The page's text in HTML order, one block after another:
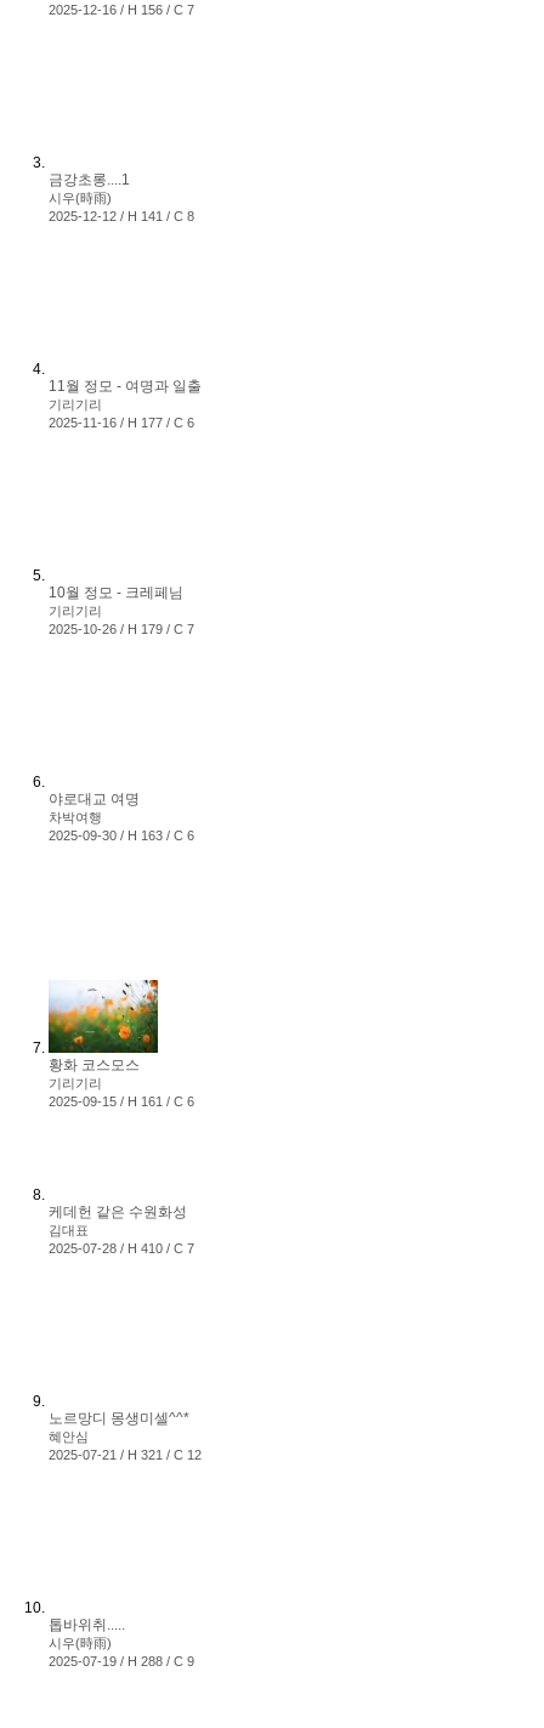
2025-12-16 / H 156 / C 7
금강초롱....1
시우(時雨)
2025-12-12 / H 141 / C 8
11월 정모 - 여명과 일출
기리기리
2025-11-16 / H 177 / C 6
10월 정모 - 크레페님
기리기리
2025-10-26 / H 179 / C 7
야로대교 여명
차박여행
2025-09-30 / H 163 / C 6
황화 코스모스
기리기리
2025-09-15 / H 161 / C 6
케데헌 같은 수원화성
김대표
2025-07-28 / H 410 / C 7
노르망디 몽생미셀^^*
혜안심
2025-07-21 / H 321 / C 12
톱바위취.....
시우(時雨)
2025-07-19 / H 288 / C 9